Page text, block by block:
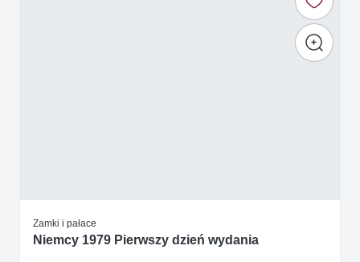
Zamki i pałace
Niemcy 1979 Pierwszy dzień wydania